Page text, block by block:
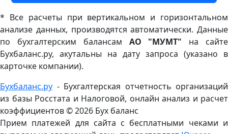
* Все расчеты при вертикальном и горизонтальном
анализе данных, производятся автоматически. Данные
по бухгалтерским балансам АО "МУМТ" на сайте
Бухбаланс.ру, акутальны на дату запроса (указано в
карточке компании).
Бухбаланс.ру - Бухгалтерская отчетность организаций
из базы Росстата и Налоговой, онлайн анализ и расчет
коэффициентов ©2026 Бух баланс
Прием платежей для сайта с бесплатными чеками и